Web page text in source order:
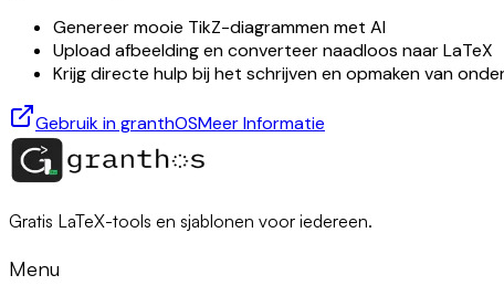
Genereer mooie TikZ-diagrammen met AI
Upload afbeelding en converteer naadloos naar LaTeX
Krijg directe hulp bij het schrijven en opmaken van
Gebruik in granthOSMeer Informatie
Gratis LaTeX-tools en sjablonen voor iedereen.
Menu